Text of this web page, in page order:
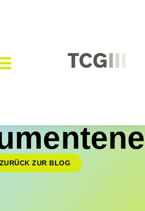
ZURÜCK ZUR BLOG